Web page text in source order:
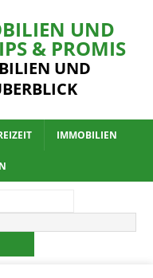
UND
& PROMIS
UND
IMMOBILIEN